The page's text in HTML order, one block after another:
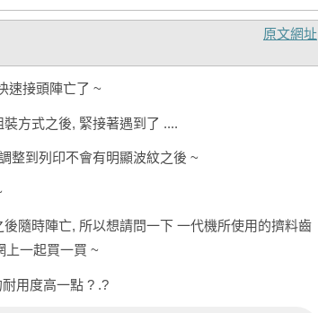
原文網址
速接頭陣亡了 ~
方式之後, 緊接著遇到了 ....
整到列印不會有明顯波紋之後 ~
隨時陣亡, 所以想請問一下 一代機所使用的擠料齒
上一起買一買 ~
用度高一點 ? .?